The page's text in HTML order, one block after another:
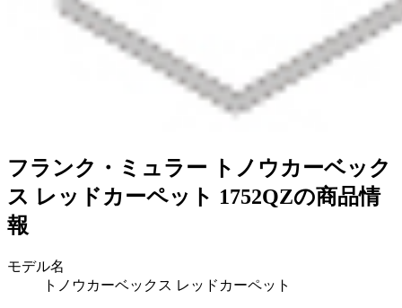
フランク・ミュラー トノウカーベック
ス レッドカーペット 1752QZの商品情
報
モデル名
トノウカーベックス レッドカーペット